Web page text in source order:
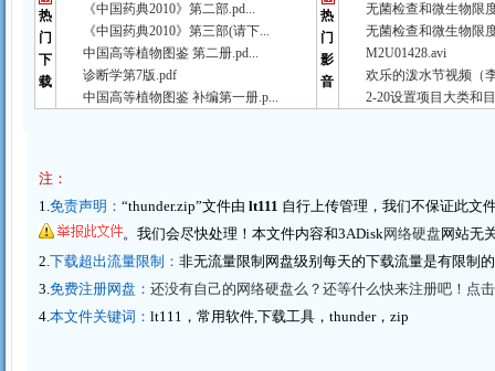
热
门
下
载
《中国药典2010》第二部.pd...
《中国药典2010》第三部(请下...
中国高等植物图鉴 第二册.pd...
诊断学第7版.pdf
中国高等植物图鉴 补编第一册.p...
热
门
影
音
无菌检查和微生物限
无菌检查和微生物限
M2U01428.avi
欢乐的泼水节视频（
2-20设置项目大类和
注：
1.免责声明：“thunder.zip”文件由lt111 自行上传管理，我们不保证此文
。我们会尽快处理！本文件内容和3ADisk网络硬盘 网站无
2.下载超出流量限制：非无流量限制网盘级别每天的下载流量是有限制
3.免费注册网盘：还没有自己的网络硬盘么？还等什么快来注册吧！点
4.本文件关键词：lt111，常用软件,下载工具，thunder，zip